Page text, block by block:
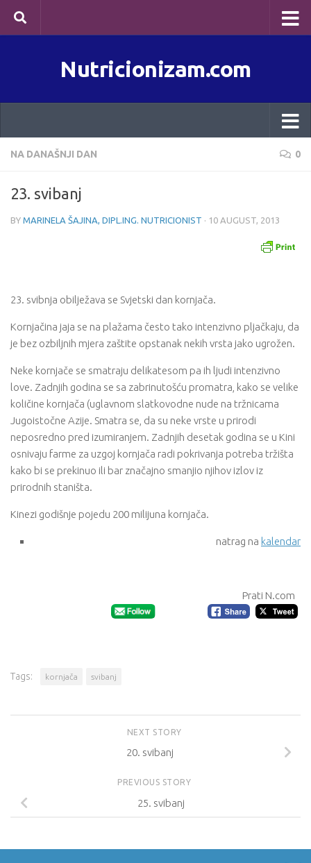
Skip to content
Nutricionizam.com
NA DANAŠNJI DAN 0
23. svibanj
BY MARINELA ŠAJINA, DIPL.ING. NUTRICIONIST · 10 AUGUST, 2013
23. svibnja obilježava se Svjetski dan kornjača.
Kornjačina jaja se na plažama često tako intenzivno pljačkaju, da
je bez ozbiljnih mjera zaštite opstanak nekih vrsta jako ugrožen.
Neke kornjače se smatraju delikatesom pa ih ljudi intenzivno
love. Zadnjih godina se sa zabrinutošću promatra, kako se velike
količine kornjača (uglavnom slatkovodne nude na tržnicama
Jugoistočne Azije. Smatra se, da su neke vrste u prirodi
neposredno pred izumiranjem. Zadnjih desetak godina se u Kini
osnivaju farme za uzgoj kornjača radi pokrivanja potreba tržišta
kako bi se prekinuo ili bar značajno smanjio njihov izlov iz
prirodnih staništa.
Kinezi godišnje pojedu 200 milijuna kornjača.
natrag na kalendar
Prati N.com
Tags: kornjača svibanj
NEXT STORY
20. svibanj
PREVIOUS STORY
25. svibanj